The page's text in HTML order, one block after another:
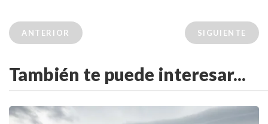
ANTERIOR SIGUIENTE
También te puede interesar...